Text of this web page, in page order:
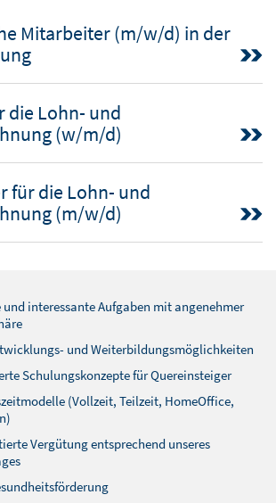
Mitarbeiter (m/w/d) in der
die Lohn- und
(w/m/d)
für die Lohn- und
(m/w/d)
interessante Aufgaben mit angenehmer
und Weiterbildungsmöglichkeiten
Schulungskonzepte für Quereinsteiger
(Vollzeit, Teilzeit, HomeOffice,
Vergütung entsprechend unseres